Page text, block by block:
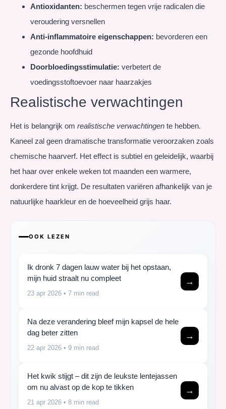
Antioxidanten: beschermen tegen vrije radicalen die
veroudering versnellen
Anti-inflammatoire eigenschappen: bevorderen een
gezonde hoofdhuid
Doorbloedingsstimulatie: verbetert de
voedingsstoftoevoer naar haarzakjes
Realistische verwachtingen
Het is belangrijk om realistische verwachtingen te hebben.
Kaneel zal geen dramatische transformatie veroorzaken zoals
chemische haarverf. Het effect is subtiel en geleidelijk, waarbij
het haar over enkele weken tot maanden een warmere,
donkerdere tint krijgt. De resultaten variëren afhankelijk van je
natuurlijke haarkleur en de hoeveelheid grijs haar.
OOK LEZEN
Ik dronk 7 dagen lauw water bij het opstaan,
mijn huid straalt nu compleet
23 apr 2026 • 7 min read
→
Na deze verandering bleef mijn kapsel de hele
dag beter zitten
22 apr 2026 • 9 min read
→
Het kwik stijgt – dit zijn de leukste lentejassen
om nu alvast op de kop te tikken
21 apr 2026 • 8 min read
→